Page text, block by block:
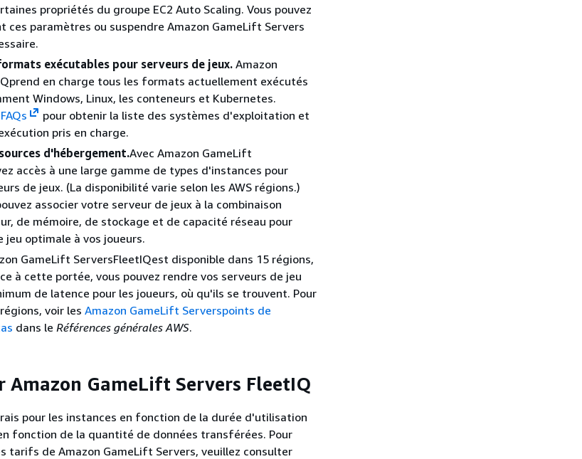
propriétés du groupe EC2 Auto Scaling. Vous pouvez
ces paramètres ou suspendre Amazon GameLift Servers
exécutables pour serveurs de jeux. Amazon
en charge tous les formats actuellement exécutés
Windows, Linux, les conteneurs et Kubernetes.
pour obtenir la liste des systèmes d'exploitation et
pris en charge.
d'hébergement.Avec Amazon GameLift
accès à une large gamme de types d'instances pour
de jeux. (La disponibilité varie selon les AWS régions.)
associer votre serveur de jeux à la combinaison
de mémoire, de stockage et de capacité réseau pour
optimale à vos joueurs.
GameLift ServersFleetIQest disponible dans 15 régions,
à cette portée, vous pouvez rendre vos serveurs de jeu
de latence pour les joueurs, où qu'ils se trouvent. Pour
voir les Amazon GameLift Serverspoints de
dans le Références générales AWS.
GameLift Servers FleetIQ
pour les instances en fonction de la durée d'utilisation
fonction de la quantité de données transférées. Pour
tarifs de Amazon GameLift Servers, veuillez consulter